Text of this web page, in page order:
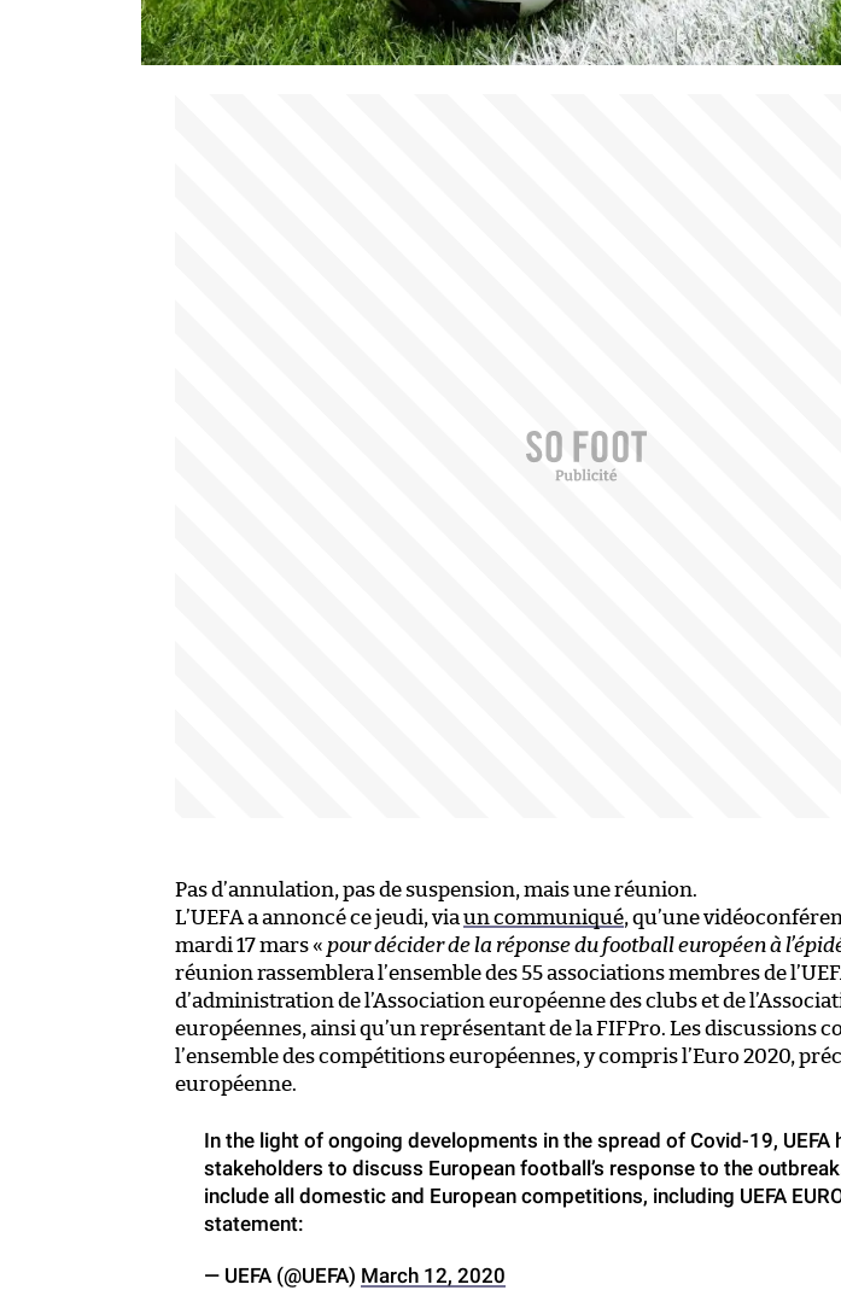
Pas d’annulation, pas de suspension, mais une réunion.
L’UEFA a annoncé ce jeudi, via un communiqué, qu’une
mardi 17 mars « pour décider de la réponse du football européen à
réunion rassemblera l’ensemble des 55 associations membres de
d’administration de l’Association européenne des clubs et de
européennes, ainsi qu’un représentant de la FIFPro. Les discussions
l’ensemble des compétitions européennes, y compris l’Euro 2020,
européenne.
In the light of ongoing developments in the spread of Covid-19, UEFA
stakeholders to discuss European football’s response to the
include all domestic and European competitions, including UEFA
statement:
— UEFA (@UEFA) March 12, 2020